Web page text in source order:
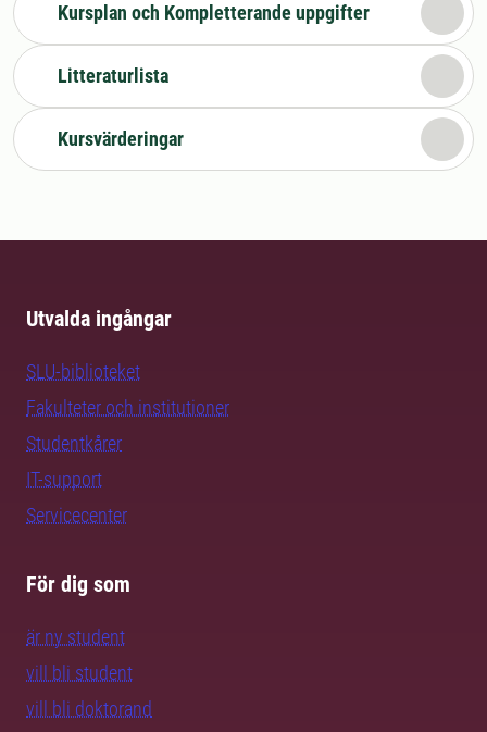
Kursplan och Kompletterande uppgifter
Litteraturlista
Kursvärderingar
Utvalda ingångar
SLU-biblioteket
Fakulteter och institutioner
Studentkårer
IT-support
Servicecenter
För dig som
är ny student
vill bli student
vill bli doktorand